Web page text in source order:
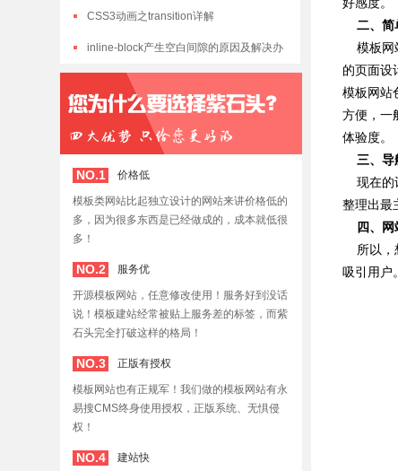
CSS3动画之transition详解
inline-block产生空白间隙的原因及解决办
NO.1 价格低
模板类网站比起独立设计的网站来讲价格低的
多，因为很多东西是已经做成的，成本就低很
多！
NO.2 服务优
开源模板网站，任意修改使用！服务好到没话
说！模板建站经常被贴上服务差的标签，而紫
石头完全打破这样的格局！
NO.3 正版有授权
模板网站也有正规军！我们做的模板网站有永
易搜CMS终身使用授权，正版系统、无惧侵
权！
NO.4 建站快
二、简
模板网
的页面设
模板网站
方便，一
体验度。
三、
现在的
整理出最
四、
所以，
吸引用户。